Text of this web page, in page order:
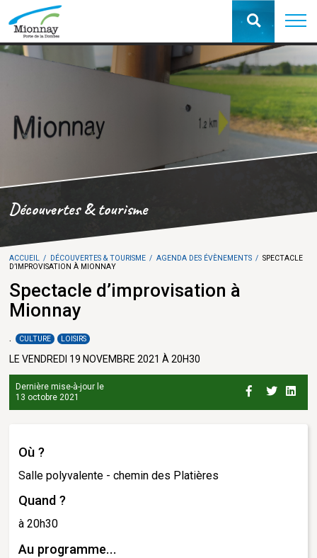
Découvertes & tourisme
ACCUEIL DÉCOUVERTES & TOURISME AGENDA DES ÉVÈNEMENTS
SPECTACLE
D’IMPROVISATION À MIONNAY
Spectacle d’improvisation à
Mionnay
CULTURE LOISIRS
LE VENDREDI 19 NOVEMBRE 2021 À 20H30
Dernière mise-à-jour le
13 octobre 2021
Où ?
Salle polyvalente - chemin des Platières
Quand ?
à 20h30
Au programme...